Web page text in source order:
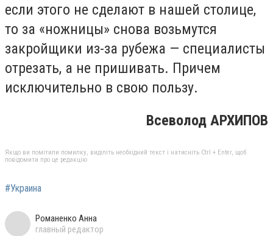
если этого не сделают в нашей столице,
то за «ножницы» снова возьмутся
закройщики из-за рубежа — специалисты
отрезать, а не пришивать. Причем
исключительно в свою пользу.
Всеволод АРХИПОВ
Якщо ви помітили помилку, виділіть необхідний текст і натисніть Ctrl + Enter, щоб
повідомити про це редакцію
#Украина
Романенко Анна
главный редактор